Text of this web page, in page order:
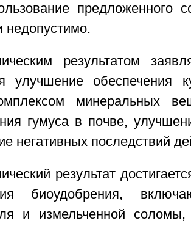
предложенного
недопустимо.
результатом
улучшение обеспечения
минеральных
гумуса в почве,
негативных последствий
результат
биоудобрения,
и измельченной соломы,